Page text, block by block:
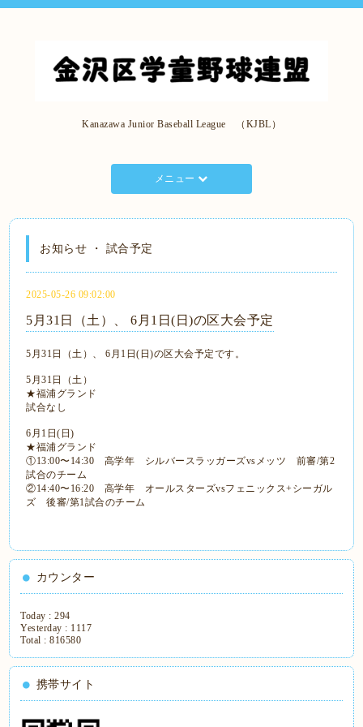
Kanazawa Junior Baseball League （KJBL）
メニュー
お知らせ ・ 試合予定
2025-05-26 09:02:00
5月31日（土）、 6月1日(日)の区大会予定
5月31日（土）、 6月1日(日)の区大会予定です。
5月31日（土）
★福浦グランド
試合なし
6月1日(日)
★福浦グランド
①13:00〜14:30 高学年 シルバースラッガーズvsメッツ 前審/第2
試合のチーム
②14:40〜16:20 高学年 オールスターズvsフェニックス+シーガル
ズ 後審/第1試合のチーム
カウンター
Today :294
Yesterday : 1117
Total :816580
携帯サイト